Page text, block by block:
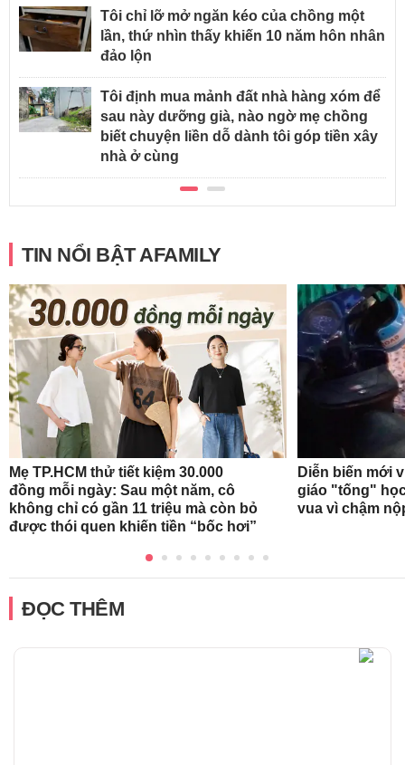
Tôi chỉ lỡ mở ngăn kéo của chồng một
lần, thứ nhìn thấy khiến 10 năm hôn nhân
đảo lộn
Tôi định mua mảnh đất nhà hàng xóm để
sau này dưỡng già, nào ngờ mẹ chồng
biết chuyện liền dỗ dành tôi góp tiền xây
nhà ở cùng
TIN NỔI BẬT AFAMILY
Mẹ TP.HCM thử tiết kiệm 30.000
đồng mỗi ngày: Sau một năm, cô
không chỉ có gần 11 triệu mà còn bỏ
được thói quen khiến tiền “bốc hơi”
Diễn biến mới
giáo "tống"
vua vì chậm
ĐỌC THÊM